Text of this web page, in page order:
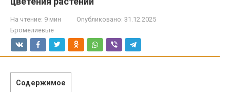
На чтение: 9 мин Опубликовано: 31.12.2025
Бромелиевые
Содержимое